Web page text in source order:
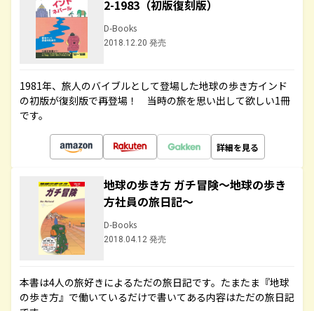
2-1983（初版復刻版）
D-Books
2018.12.20 発売
1981年、旅人のバイブルとして登場した地球の歩き方インド
の初版が復刻版で再登場！ 当時の旅を思い出して欲しい1冊
です。
詳細を見る
地球の歩き方 ガチ冒険～地球の歩き
方社員の旅日記～
D-Books
2018.04.12 発売
本書は4人の旅好きによるただの旅日記です。たまたま『地球
の歩き方』で働いているだけで書いてある内容はただの旅日記